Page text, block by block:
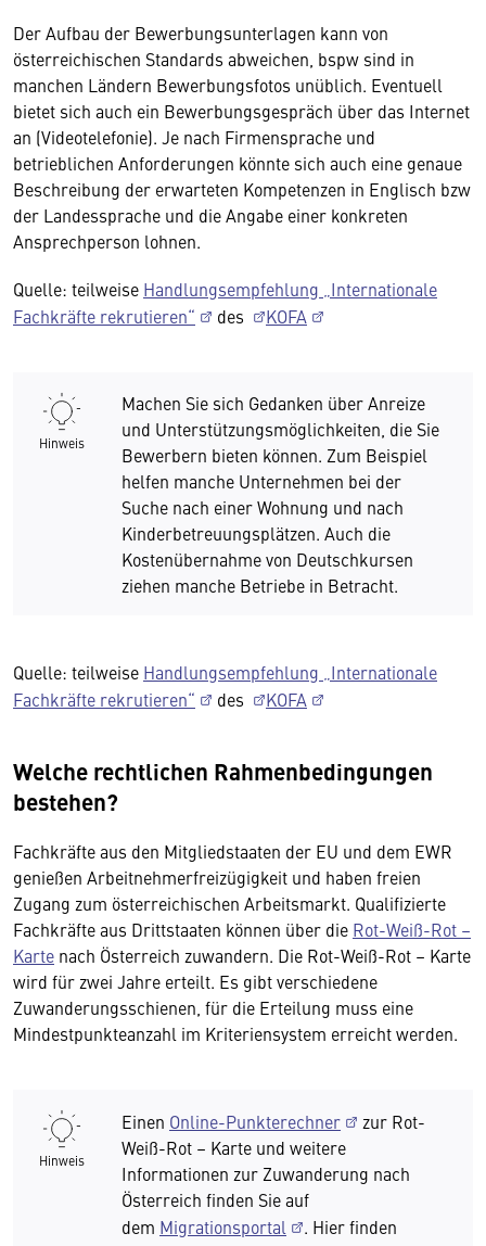
Der Aufbau der Bewerbungsunterlagen kann von
österreichischen Standards abweichen, bspw sind in
manchen Ländern Bewerbungsfotos unüblich. Eventuell
bietet sich auch ein Bewerbungsgespräch über das Internet
an (Videotelefonie). Je nach Firmensprache und
betrieblichen Anforderungen könnte sich auch eine genaue
Beschreibung der erwarteten Kompetenzen in Englisch bzw
der Landessprache und die Angabe einer konkreten
Ansprechperson lohnen.
Quelle: teilweise Handlungsempfehlung „Internationale
Fachkräfte rekrutieren“
des KOFA
Hinweis
Machen Sie sich Gedanken über Anreize
und Unterstützungsmöglichkeiten, die Sie
Bewerbern bieten können. Zum Beispiel
helfen manche Unternehmen bei der
Suche nach einer Wohnung und nach
Kinderbetreuungsplätzen. Auch die
Kostenübernahme von Deutschkursen
ziehen manche Betriebe in Betracht.
Quelle: teilweise Handlungsempfehlung „Internationale
Fachkräfte rekrutieren“
des KOFA
Welche rechtlichen Rahmenbedingungen
bestehen?
Fachkräfte aus den Mitgliedstaaten der EU und dem EWR
genießen Arbeitnehmerfreizügigkeit und haben freien
Zugang zum österreichischen Arbeitsmarkt. Qualifizierte
Fachkräfte aus Drittstaaten können über die Rot-Weiß-Rot –
Karte nach Österreich zuwandern. Die Rot-Weiß-Rot – Karte
wird für zwei Jahre erteilt. Es gibt verschiedene
Zuwanderungsschienen, für die Erteilung muss eine
Mindestpunkteanzahl im Kriteriensystem erreicht werden.
Hinweis
Einen Online-Punkterechner
zur Rot-
Weiß-Rot – Karte und weitere
Informationen zur Zuwanderung nach
Österreich finden Sie auf
dem Migrationsportal
. Hier finden